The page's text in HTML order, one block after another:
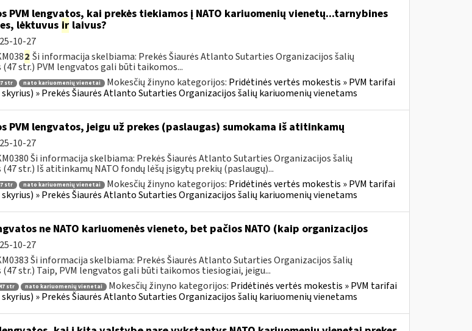
lengvatos, kai prekės tiekiamos į NATO kariuomenių vienetų...tarnybines
lėktuvus irlaivus?
10-27
2 Ši informacija skelbiama: Prekės Šiaurės Atlanto Sutarties Organizacijos šalių
str.) PVM lengvatos gali būti taikomos...
str nato kariuomenių vienetai Mokesčių žinyno kategorijos: Pridėtinės vertės mokestis » PVM tarifai
skyrius) » Prekės Šiaurės Atlanto Sutarties Organizacijos šalių kariuomenių vienetams
lengvatos, jeigu už prekes (paslaugas) sumokama iš atitinkamų
10-27
Ši informacija skelbiama: Prekės Šiaurės Atlanto Sutarties Organizacijos šalių
str.) Iš atitinkamų NATO fondų lėšų įsigytų prekių (paslaugų)...
str nato kariuomenių vienetai Mokesčių žinyno kategorijos: Pridėtinės vertės mokestis » PVM tarifai
skyrius) » Prekės Šiaurės Atlanto Sutarties Organizacijos šalių kariuomenių vienetams
ne NATO kariuomenės vieneto, bet pačios NATO (kaip organizacijos
10-27
Ši informacija skelbiama: Prekės Šiaurės Atlanto Sutarties Organizacijos šalių
str.) Taip, PVM lengvatos gali būti taikomos tiesiogiai, jeigu...
str nato kariuomenių vienetai Mokesčių žinyno kategorijos: Pridėtinės vertės mokestis » PVM tarifai
skyrius) » Prekės Šiaurės Atlanto Sutarties Organizacijos šalių kariuomenių vienetams